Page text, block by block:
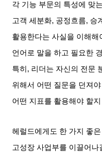
각 기능 부문의 특성에 맞
고객 세분화, 공정흐름, 승
활용한다는 사실을 이해해
언어로 말을 하고 필요한
특히 , 리더는 자신의 전문
위해서 어떤 질문을 던져
어떤 지표를 활용해야 할
헤럴드에게도 한 가지 좋
고성장 사업부를 이끌어나